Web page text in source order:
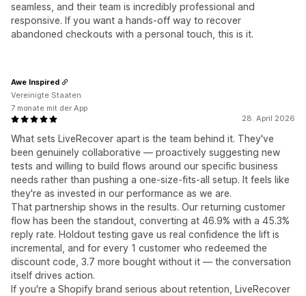
seamless, and their team is incredibly professional and
responsive. If you want a hands-off way to recover
abandoned checkouts with a personal touch, this is it.
28. April 2026
What sets LiveRecover apart is the team behind it. They've
been genuinely collaborative — proactively suggesting new
tests and willing to build flows around our specific business
needs rather than pushing a one-size-fits-all setup. It feels like
they're as invested in our performance as we are.
That partnership shows in the results. Our returning customer
flow has been the standout, converting at 46.9% with a 45.3%
reply rate. Holdout testing gave us real confidence the lift is
incremental, and for every 1 customer who redeemed the
discount code, 3.7 more bought without it — the conversation
itself drives action.
If you're a Shopify brand serious about retention, LiveRecover
Awe Inspired
Vereinigte Staaten
7 monate mit der App